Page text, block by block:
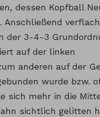
dessen Kopfball
der 3-4-3
auf der linken
anderen auf der
wurde bzw.
sich mehr in die
sichtlich gelitten